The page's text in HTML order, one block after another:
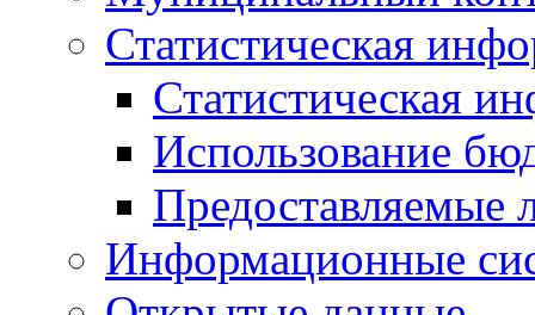
Статистическая
Статистическая
Использование
Предоставляемые
Информационные